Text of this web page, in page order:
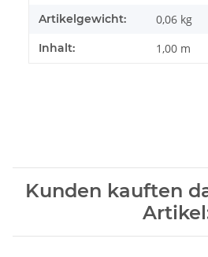
Artikelgewicht: 0,06 kg
Inhalt: 1,00 m
Kunden kauften